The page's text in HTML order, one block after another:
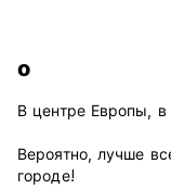
о
В центре Европы,
Вероятно, лучше
городе!